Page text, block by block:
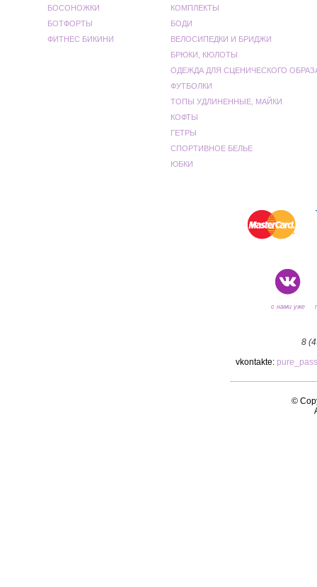
БОСОНОЖКИ
БОТФОРТЫ
ФИТНЕС БИКИНИ
КОМПЛЕКТЫ
БОДИ
ВЕЛОСИПЕДКИ И БРИДЖИ
БРЮКИ, КЮЛОТЫ
ОДЕЖДА ДЛЯ СЦЕНИЧЕСКОГО
ФУТБОЛКИ
ТОПЫ УДЛИНЕННЫЕ, МАЙКИ
КОФТЫ
ГЕТРЫ
СПОРТИВНОЕ БЕЛЬЕ
ЮБКИ
с нами уже
8
vkontakte:
©